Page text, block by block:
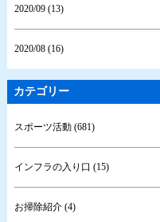
2020/09 (13)
2020/08 (16)
カテゴリー
スポーツ活動 (681)
インフラの入り口 (15)
お掃除紹介 (4)